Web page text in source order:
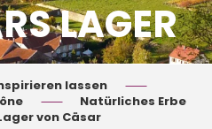
LAGER
lassen
Natürliches Erbe
von Cäsar